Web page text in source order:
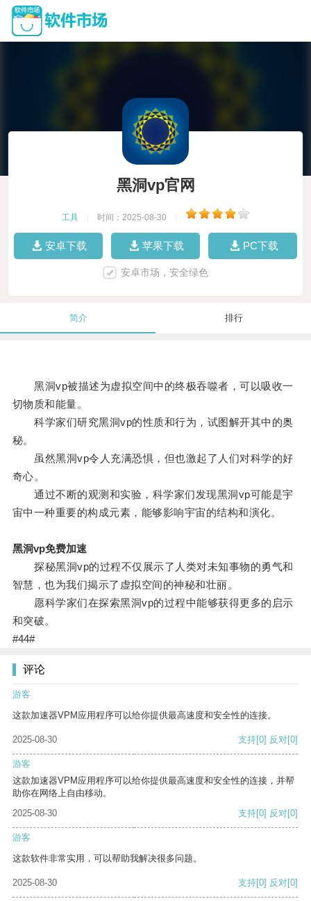
黑洞vp官网
工具 时间：2025-08-30
安卓下载 苹果下载 PC下载
安卓市场，安全绿色
简介 排行
黑洞vp被描述为虚拟空间中的终极吞噬者，可以吸收一
切物质和能量。
科学家们研究黑洞vp的性质和行为，试图解开其中的奥
秘。
虽然黑洞vp令人充满恐惧，但也激起了人们对科学的好
奇心。
通过不断的观测和实验，科学家们发现黑洞vp可能是宇
宙中一种重要的构成元素，能够影响宇宙的结构和演化。
黑洞vp免费加速
探秘黑洞vp的过程不仅展示了人类对未知事物的勇气和
智慧，也为我们揭示了虚拟空间的神秘和壮丽。
愿科学家们在探索黑洞vp的过程中能够获得更多的启示
和突破。
#44#
评论
游客
这款加速器VPM应用程序可以给你提供最高速度和安全性的连接。
2025-08-30 支持[0] 反对[0]
游客
这款加速器VPM应用程序可以给你提供最高速度和安全性的连接，并帮
助你在网络上自由移动。
2025-08-30
支持[0] 反对[0]
游客
这款软件非常实用，可以帮助我解决很多问题。
2025-08-30 支持[0] 反对[0]